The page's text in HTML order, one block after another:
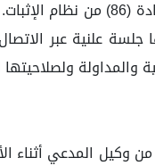
ظلم)، وأيضًا خالف
والمداولة
وكيل المدعي أثناء